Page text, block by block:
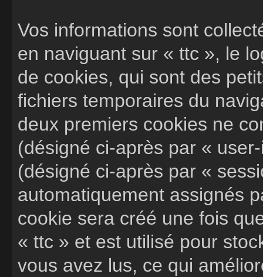
Vos informations sont
en naviguant sur « ttc », le
de cookies, qui sont des
fichiers temporaires du
deux premiers cookies ne
(désigné ci-après par «
(désigné ci-après par «
automatiquement assignés
cookie sera créé une fois
« ttc » et est utilisé pour
vous avez lus, ce qui